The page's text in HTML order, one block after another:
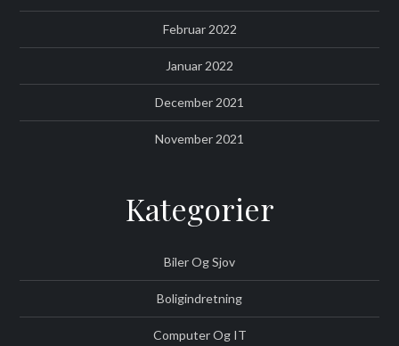
Februar 2022
Januar 2022
December 2021
November 2021
Kategorier
Biler Og Sjov
Boligindretning
Computer Og IT